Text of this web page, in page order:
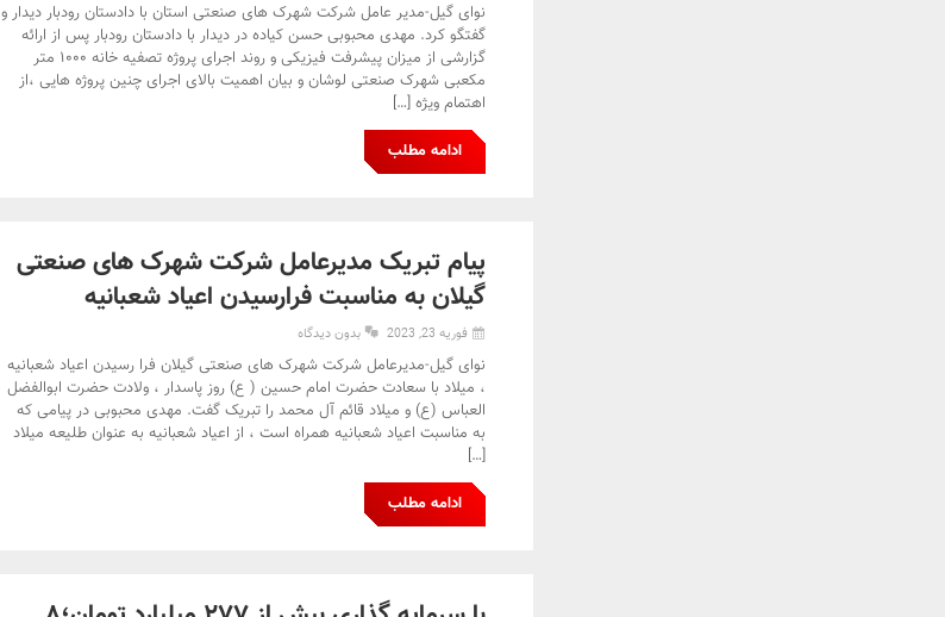
نوای گیل-مدیر عامل شرکت شهرک های صنعتی استان با دادستان رودبار دیدار و
گفتگو کرد. مهدی محبوبی حسن کیاده در دیدار با دادستان رودبار پس از ارائه
گزارشی از میزان پیشرفت فیزیکی و روند اجرای پروژه تصفیه خانه ۱۰۰۰ متر
مکعبی شهرک صنعتی لوشان و بیان اهمیت بالای اجرای چنین پروژه هایی ،از
اهتمام ویژه […]
ادامه مطلب
پیام تبریک مدیرعامل شرکت شهرک های صنعتی
گیلان به مناسبت فرارسیدن اعیاد شعبانیه
فوریه 23, 2023 بدون دیدگاه
نوای گیل-مدیرعامل شرکت شهرک های صنعتی گیلان فرا رسیدن اعیاد شعبانیه
، میلاد با سعادت حضرت امام حسین ( ع) روز پاسدار ، ولادت حضرت ابوالفضل
العباس (ع) و میلاد قائم آل محمد را تبریک گفت. مهدی محبوبی در پیامی که
به مناسبت اعیاد شعبانیه همراه است ، از اعیاد شعبانیه به عنوان طلیعه میلاد
[…]
ادامه مطلب